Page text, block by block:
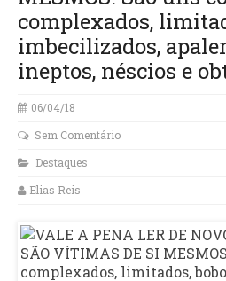
complexados,
imbecilizados,
ineptos, néscios e
06/04/18
Sem Comentário
Destaques
Elias Reis